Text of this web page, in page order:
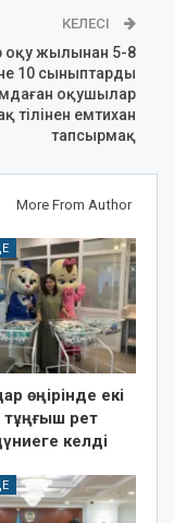
КЕЛЕСІ
оқу жылынан 5-8
10 сыныптарды
оқушылар
тілінен емтихан
тапсырмақ
More From Author
өңірінде екі
рет
келді